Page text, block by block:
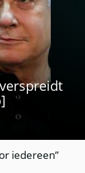
iedereen”